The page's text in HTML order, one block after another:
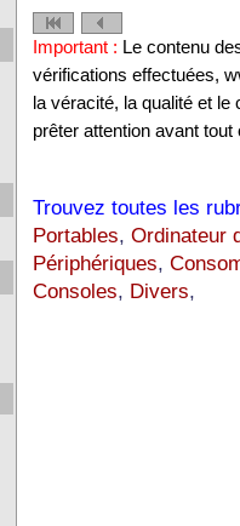
Important : Le contenu
vérifications effectuées,
la véracité, la qualité et
prêter attention avant tout
Trouvez toutes les
Portables, Ordinateur
Périphériques,
Consoles, Divers,